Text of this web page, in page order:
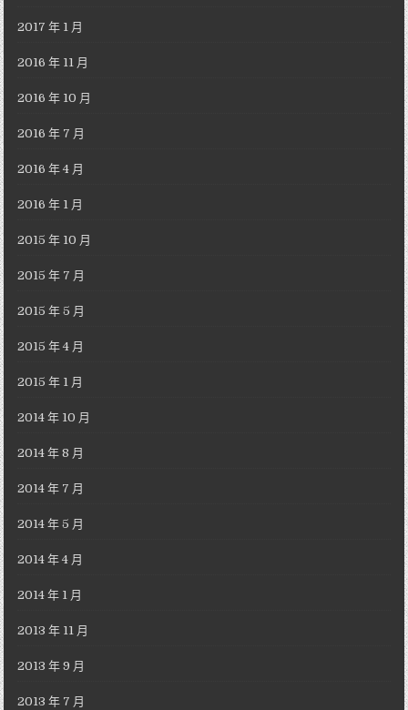
2017 年 1 月
2016 年 11 月
2016 年 10 月
2016 年 7 月
2016 年 4 月
2016 年 1 月
2015 年 10 月
2015 年 7 月
2015 年 5 月
2015 年 4 月
2015 年 1 月
2014 年 10 月
2014 年 8 月
2014 年 7 月
2014 年 5 月
2014 年 4 月
2014 年 1 月
2013 年 11 月
2013 年 9 月
2013 年 7 月